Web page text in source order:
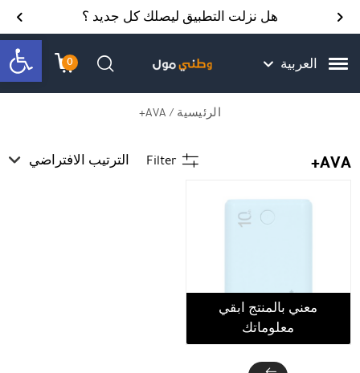
Skip to Content
Contact Us هل نزلت التطبيق ليصلك كل جديد ؟
العربية 0
עגלתחיפוש
الرئيسية / AVA+
AVA+
Filter الترتيب الافتراضي
معني بالمنتج ابقي
معلوماتك
Back top top